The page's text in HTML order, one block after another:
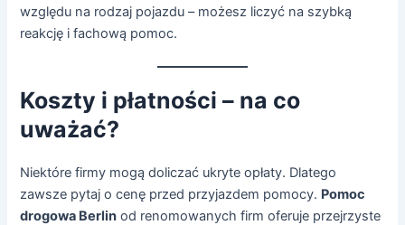
względu na rodzaj pojazdu – możesz liczyć na szybką
reakcję i fachową pomoc.
Koszty i płatności – na co
uważać?
Niektóre firmy mogą doliczać ukryte opłaty. Dlatego
zawsze pytaj o cenę przed przyjazdem pomocy. Pomoc
drogowa Berlin od renomowanych firm oferuje przejrzyste